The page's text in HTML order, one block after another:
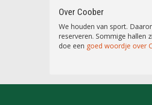
Over Coober
We houden van sport.
reserveren. Sommige hallen
doe een goed woordje over